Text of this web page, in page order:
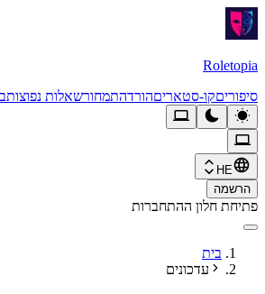
Roletopia
סיפוריםקו-סטאריםהורדהתמחורשאלות נפוצות
HE
הרשמה
פתיחת חלון ההתחברות
בית
עדכונים